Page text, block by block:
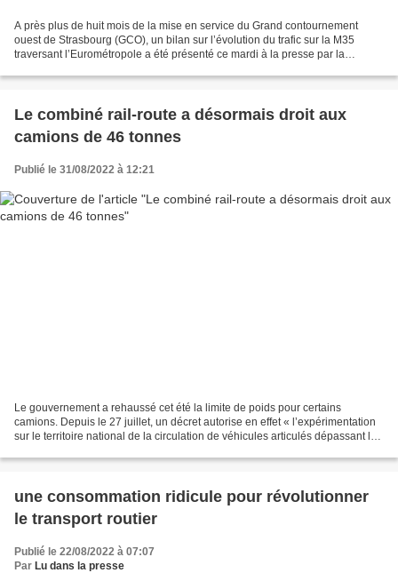
A près plus de huit mois de la mise en service du Grand contournement
ouest de Strasbourg (GCO), un bilan sur l’évolution du trafic sur la M35
traversant l’Eurométropole a été présenté ce mardi à la presse par la
Le combiné rail-route a désormais droit aux
camions de 46 tonnes
Publié le 31/08/2022 à 12:21
Le gouvernement a rehaussé cet été la limite de poids pour certains
camions. Depuis le 27 juillet, un décret autorise en effet « l’expérimentation
sur le territoire national de la circulation de véhicules articulés dépassant le
une consommation ridicule pour révolutionner
le transport routier
Publié le 22/08/2022 à 07:07
Par Lu dans la presse